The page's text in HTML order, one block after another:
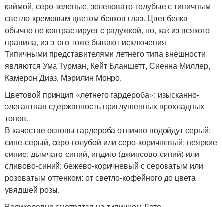
каймой, серо-зеленые, зеленовато-голубые с типичным
светло-кремовым цветом белков глаз. Цвет белка
обычно не контрастирует с радужкой, но, как из всякого
правила, из этого тоже бывают исключения.
Типичными представителями летнего типа внешности
являются Ума Турман, Кейт Бланшетт, Сиенна Миллер,
Камерон Диаз, Мэрилин Монро.
Цветовой принцип «летнего гардероба»: изысканно-
элегантная сдержанность приглушенных прохладных
тонов.
В качестве основы гардероба отлично подойдут серый:
сине-серый, серо-голубой или серо-коричневый; неяркие
синие: дымчато-синий, индиго (джинсово-синий) или
сливово-синий; бежево-коричневый с сероватым или
розоватым оттенком: от светло-кофейного до цвета
увядшей розы.